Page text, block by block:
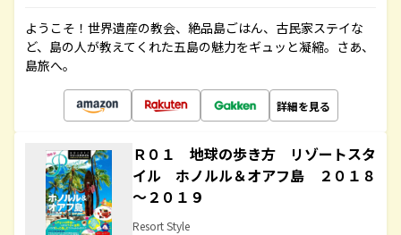
ようこそ！世界遺産の教会、絶品島ごはん、古民家ステイな
ど、島の人が教えてくれた五島の魅力をギュッと凝縮。さあ、
島旅へ。
詳細を見る
Ｒ０１ 地球の歩き方 リゾートスタ
イル ホノルル＆オアフ島 ２０１８
～２０１９
Resort Style